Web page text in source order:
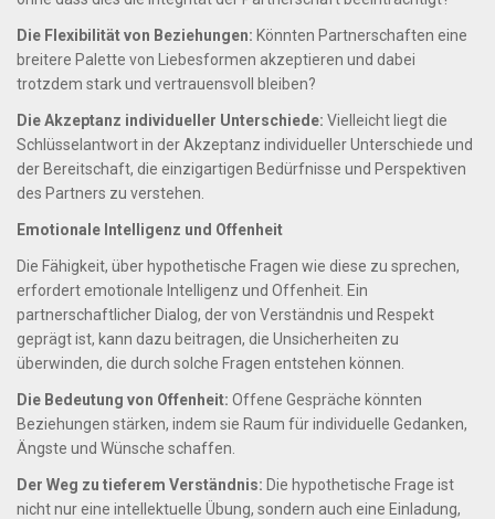
Die Flexibilität von Beziehungen: Könnten Partnerschaften eine
breitere Palette von Liebesformen akzeptieren und dabei
trotzdem stark und vertrauensvoll bleiben?
Die Akzeptanz individueller Unterschiede: Vielleicht liegt die
Schlüsselantwort in der Akzeptanz individueller Unterschiede und
der Bereitschaft, die einzigartigen Bedürfnisse und Perspektiven
des Partners zu verstehen.
Emotionale Intelligenz und Offenheit
Die Fähigkeit, über hypothetische Fragen wie diese zu sprechen,
erfordert emotionale Intelligenz und Offenheit. Ein
partnerschaftlicher Dialog, der von Verständnis und Respekt
geprägt ist, kann dazu beitragen, die Unsicherheiten zu
überwinden, die durch solche Fragen entstehen können.
Die Bedeutung von Offenheit: Offene Gespräche könnten
Beziehungen stärken, indem sie Raum für individuelle Gedanken,
Ängste und Wünsche schaffen.
Der Weg zu tieferem Verständnis: Die hypothetische Frage ist
nicht nur eine intellektuelle Übung, sondern auch eine Einladung,